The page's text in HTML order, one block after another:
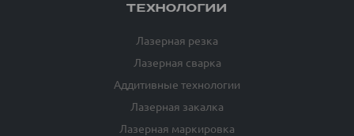
ТЕХНОЛОГИИ
Лазерная резка
Лазерная сварка
Аддитивные технологии
Лазерная закалка
Лазерная маркировка